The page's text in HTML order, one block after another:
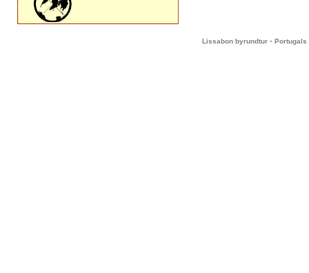
Lissabon byrundtur - Portugals